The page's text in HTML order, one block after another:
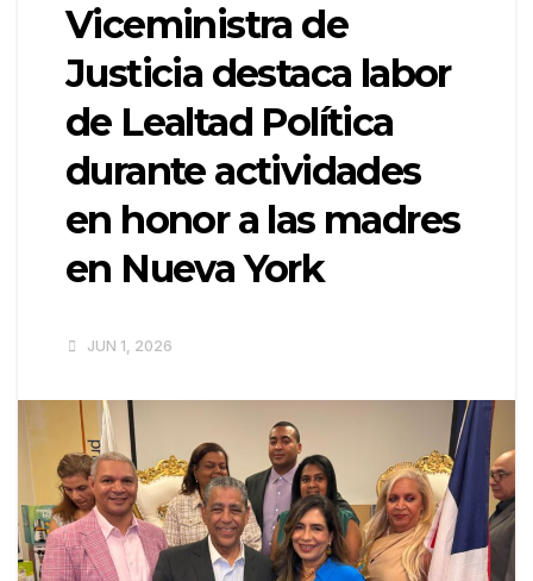
Viceministra de
Justicia destaca labor
de Lealtad Política
durante actividades
en honor a las madres
en Nueva York
JUN 1, 2026